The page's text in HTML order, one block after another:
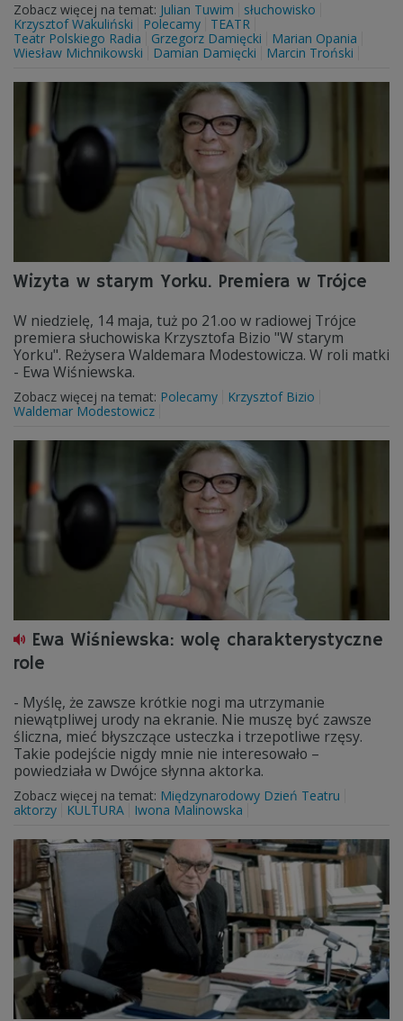
Zobacz więcej na temat: Julian Tuwim
słuchowisko
Krzysztof Wakuliński
Polecamy
TEATR
Teatr Polskiego Radia
Grzegorz Damięcki
Marian Opania
Wiesław Michnikowski
Damian Damięcki Marcin Troński
Wizyta w starym Yorku. Premiera w Trójce
W niedzielę, 14 maja, tuż po 21.oo w radiowej Trójce
premiera słuchowiska Krzysztofa Bizio "W starym
Yorku". Reżysera Waldemara Modestowicza. W roli matki
- Ewa Wiśniewska.
Zobacz więcej na temat: Polecamy
Krzysztof Bizio
Waldemar Modestowicz
Ewa Wiśniewska: wolę charakterystyczne
role
- Myślę, że zawsze krótkie nogi ma utrzymanie
niewątpliwej urody na ekranie. Nie muszę być zawsze
śliczna, mieć błyszczące usteczka i trzepotliwe rzęsy.
Takie podejście nigdy mnie nie interesowało –
powiedziała w Dwójce słynna aktorka.
Zobacz więcej na temat: Międzynarodowy Dzień Teatru
aktorzy
KULTURA Iwona Malinowska